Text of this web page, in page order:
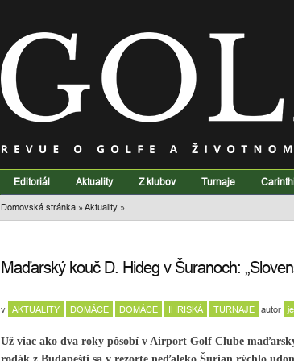
Editoriál Aktuality Z klubov Turnaje
Domovská stránka »Aktuality »
Maďarský kouč D. Hideg v Šuranoch:
v AKTUALITY DOMÁCE DOMÁCE IHRISKÁ TURNAJE autor
Už viac ako dva roky pôsobí v Airport Golf Clube